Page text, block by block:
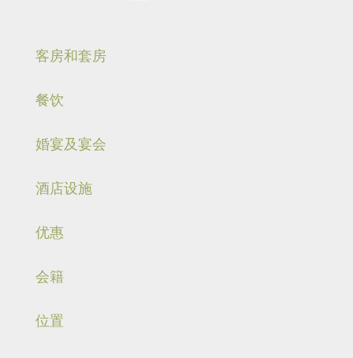
客房和套房
餐饮
婚宴及宴会
酒店设施
优惠
会籍
位置